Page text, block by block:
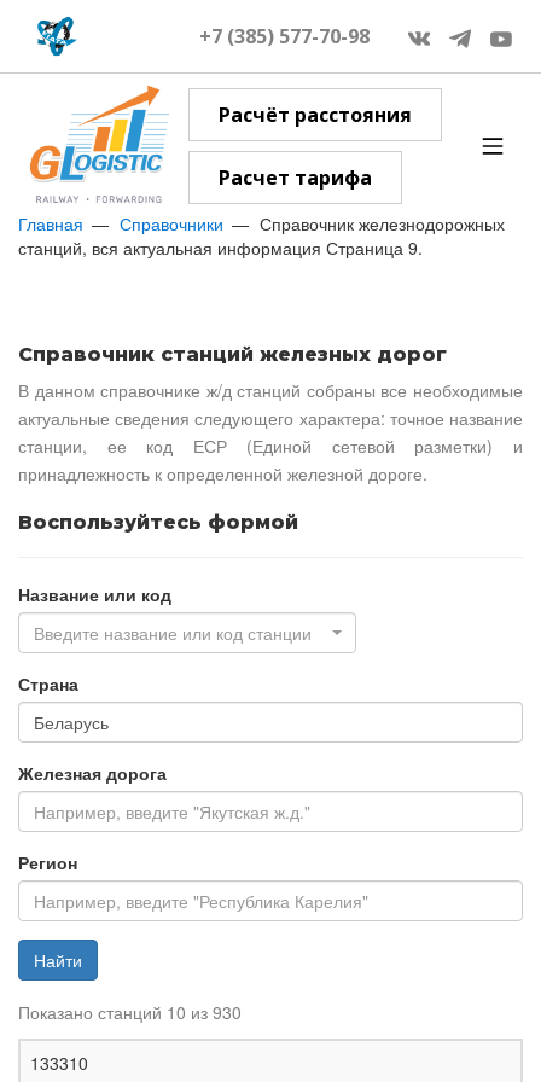
+7 (385) 577-70-98
Расчёт расстояния
Расчет тарифа
Главная Справочники
Справочник железнодорожных
станций, вся актуальная информация Страница 9.
Справочник станций железных дорог
В данном справочнике ж/д станций собраны все необходимые
актуальные сведения следующего характера: точное название
станции, ее код ЕСР (Единой сетевой разметки) и
принадлежность к определенной железной дороге.
Воспользуйтесь формой
Название или код
Введите название или код станции
Страна
Железная дорога
Регион
Найти
Показано станций 10 из 930
133310